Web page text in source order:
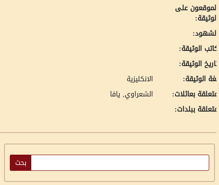
على
الوثيقة:
الوثيقة:
الوثيقة:
الانكليزية
بعائلات:
الشعراوي, يافا
ببلدات: